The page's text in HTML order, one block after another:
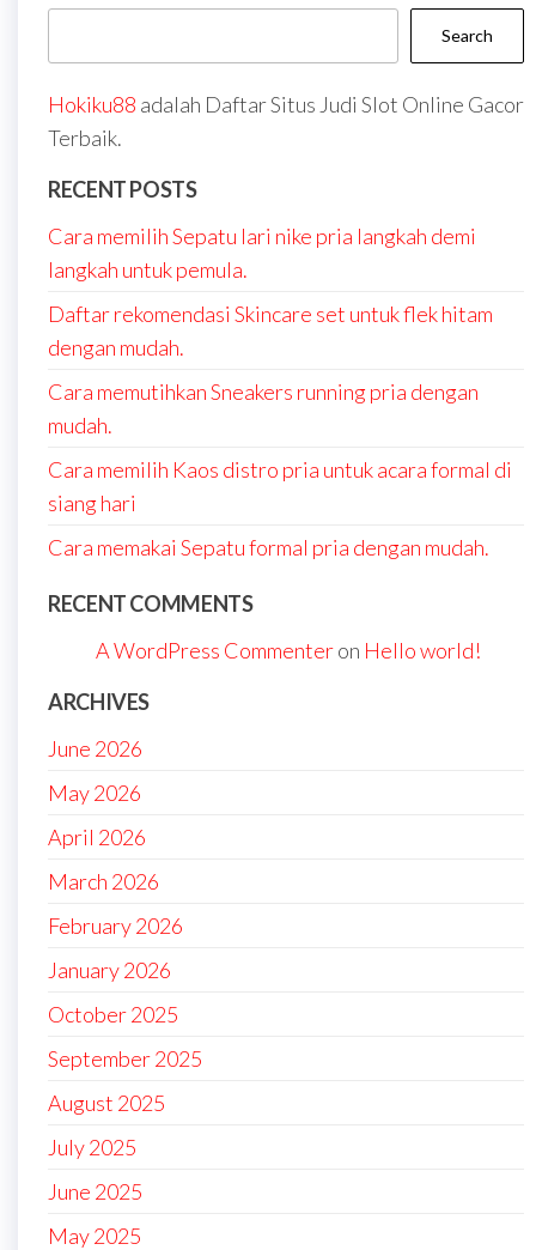
Search
Hokiku88 adalah Daftar Situs Judi Slot Online Gacor
Terbaik.
RECENT POSTS
Cara memilih Sepatu lari nike pria langkah demi
langkah untuk pemula.
Daftar rekomendasi Skincare set untuk flek hitam
dengan mudah.
Cara memutihkan Sneakers running pria dengan
mudah.
Cara memilih Kaos distro pria untuk acara formal di
siang hari
Cara memakai Sepatu formal pria dengan mudah.
RECENT COMMENTS
A WordPress Commenteron Hello world!
ARCHIVES
June 2026
May 2026
April 2026
March 2026
February 2026
January 2026
October 2025
September 2025
August 2025
July 2025
June 2025
May 2025